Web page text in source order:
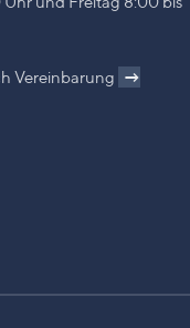
Vereinbarung →